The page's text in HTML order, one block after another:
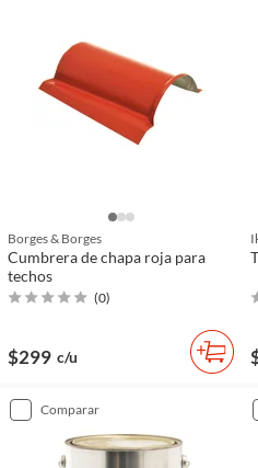
Borges & Borges
Cumbrera de chapa roja para
techos
(0)
$299 c/u
comparar